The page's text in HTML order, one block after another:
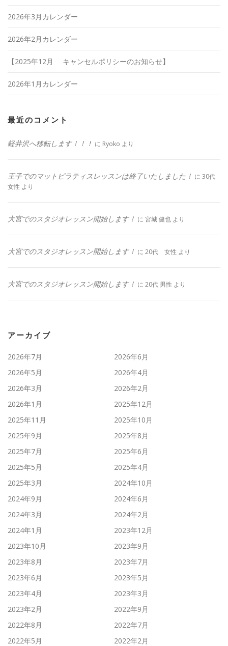
2026年3月カレンダー
2026年2月カレンダー
【2025年12月 キャンセルポリシーのお知らせ】
2026年1月カレンダー
最近のコメント
軽井沢へ移転します！！！ に Ryoko より
王子でのマットピラティスレッスンは終了いたしました！ に 30代
女性 より
大宮でのスタジオレッスン開始します！ に 宮城 健也 より
大宮でのスタジオレッスン開始します！ に 20代 女性 より
大宮でのスタジオレッスン開始します！ に 20代 男性 より
アーカイブ
2026年7月
2026年6月
2026年5月
2026年4月
2026年3月
2026年2月
2026年1月
2025年12月
2025年11月
2025年10月
2025年9月
2025年8月
2025年7月
2025年6月
2025年5月
2025年4月
2025年3月
2024年10月
2024年9月
2024年6月
2024年3月
2024年2月
2024年1月
2023年12月
2023年10月
2023年9月
2023年8月
2023年7月
2023年6月
2023年5月
2023年4月
2023年3月
2023年2月
2022年9月
2022年8月
2022年7月
2022年5月
2022年2月